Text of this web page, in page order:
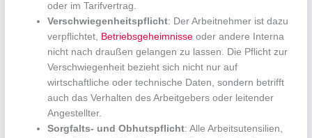
oder im Tarifvertrag.
Verschwiegenheitspflicht: Der Arbeitnehmer ist dazu
verpflichtet, Betriebsgeheimnisse oder andere Interna
nicht nach draußen gelangen zu lassen. Die Pflicht zur
Verschwiegenheit bezieht sich nicht nur auf
wirtschaftliche oder technische Daten, sondern betrifft
auch das Verhalten des Arbeitgebers oder leitender
Angestellter.
Sorgfalts- und Obhutspflicht: Alle Arbeitsutensilien,